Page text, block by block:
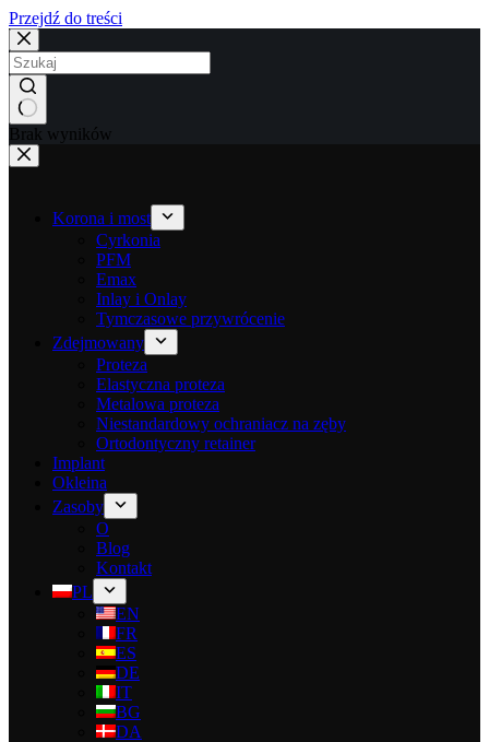
Przejdź do treści
Brak wyników
Korona i most
Cyrkonia
PFM
Emax
Inlay i Onlay
Tymczasowe przywrócenie
Zdejmowany
Proteza
Elastyczna proteza
Metalowa proteza
Niestandardowy ochraniacz na zęby
Ortodontyczny retainer
Implant
Okleina
Zasoby
O
Blog
Kontakt
PL
EN
FR
ES
DE
IT
BG
DA